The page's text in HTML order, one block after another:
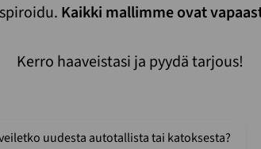
Kaikki mallimme ovat
Kerro haaveistasi ja pyydä tarjous!
uudesta autotallista tai katoksesta?